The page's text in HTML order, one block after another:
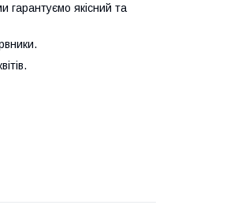
гарантуємо якісний та